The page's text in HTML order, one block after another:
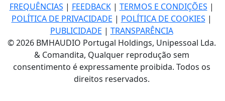
FREQUÊNCIAS | FEEDBACK| TERMOS E CONDIÇÕES |
POLÍTICA DE PRIVACIDADE | POLÍTICA DE COOKIES |
PUBLICIDADE | TRANSPARÊNCIA
© 2026 BMHAUDIO Portugal Holdings, Unipessoal Lda.
& Comandita, Qualquer reprodução sem
consentimento é expressamente proibida. Todos os
direitos reservados.